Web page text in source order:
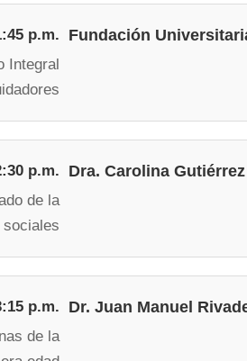
p.m.
Integral
Fundación
p.m.
de la
Dra. Carolina
p.m.
de la
Dr. Juan Manuel